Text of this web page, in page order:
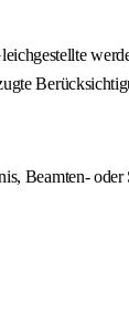
Beamten- oder